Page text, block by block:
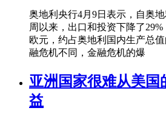
奥地利央行4月9日表示，自奥
周以来，出口和投资下降了
欧元，约占奥地利国内生产总
融危机不同，金融危机的爆
亚洲国家很难从美国
益